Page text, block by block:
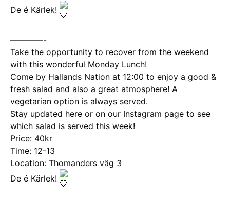
De é Kärlek!
————-
Take the opportunity to recover from the weekend
with this wonderful Monday Lunch!
Come by Hallands Nation at 12:00 to enjoy a good &
fresh salad and also a great atmosphere! A
vegetarian option is always served.
Stay updated here or on our Instagram page to see
which salad is served this week!
Price: 40kr
Time: 12-13
Location: Thomanders väg 3
De é Kärlek!